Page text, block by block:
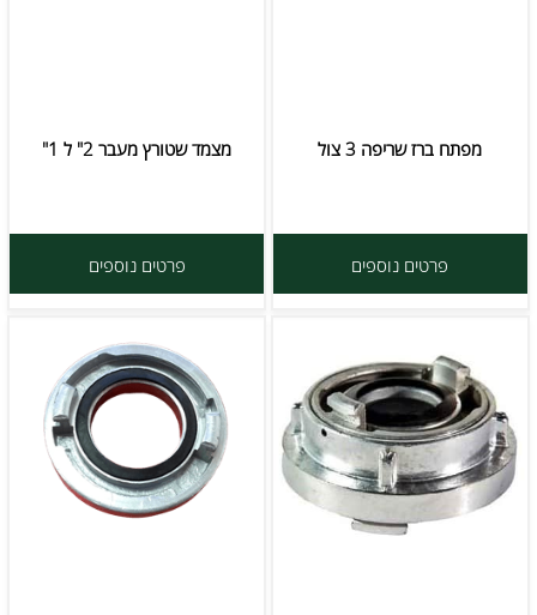
מפתח ברז שריפה 3 צול
פרטים נוספים
מצמד שטורץ מעבר 2" ל 1"
פרטים נוספים